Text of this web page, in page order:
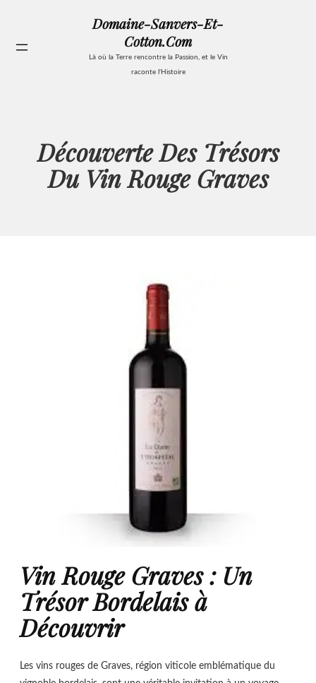
contenu
Domaine-Sanvers-Et-
Cotton.com
Là où la Terre rencontre la Passion, et le Vin
raconte l'Histoire
Découverte Des Trésors
Du Vin Rouge Graves
Vin Rouge Graves : Un
Trésor Bordelais à
Découvrir
Les vins rouges de Graves, région viticole emblématique du